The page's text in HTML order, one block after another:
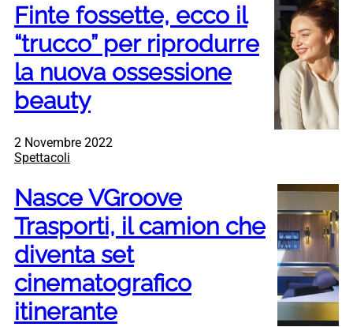
Finte fossette, ecco il
“trucco” per riprodurre
la nuova ossessione
beauty
2 Novembre 2022
Spettacoli
Nasce VGroove
Trasporti, il camion che
diventa set
cinematografico
itinerante